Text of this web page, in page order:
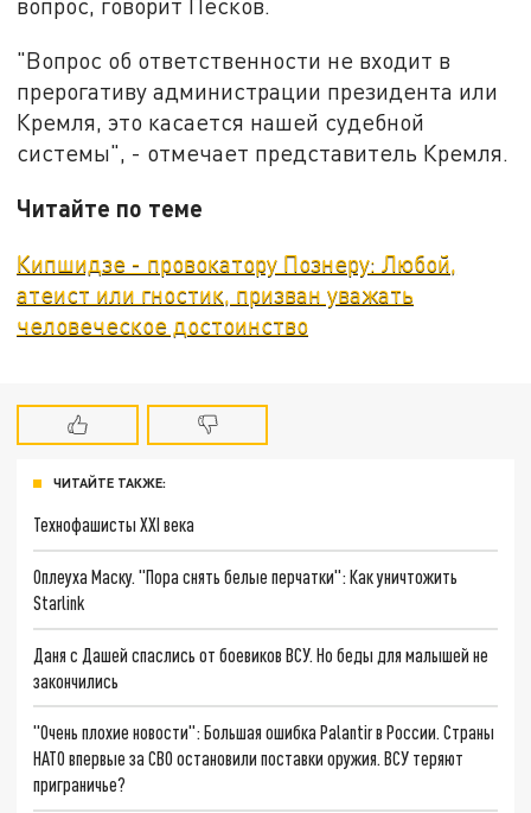
вопрос, говорит Песков.
"Вопрос об ответственности не входит в
прерогативу администрации президента или
Кремля, это касается нашей судебной
системы", - отмечает представитель Кремля.
Читайте по теме
Кипшидзе - провокатору Познеру: Любой,
атеист или гностик, призван уважать
человеческое достоинство
ЧИТАЙТЕ ТАКЖЕ:
Технофашисты XXI века
Оплеуха Маску. "Пора снять белые перчатки": Как уничтожить
Starlink
Даня с Дашей спаслись от боевиков ВСУ. Но беды для малышей не
закончились
"Очень плохие новости": Большая ошибка Palantir в России. Страны
НАТО впервые за СВО остановили поставки оружия. ВСУ теряют
приграничье?